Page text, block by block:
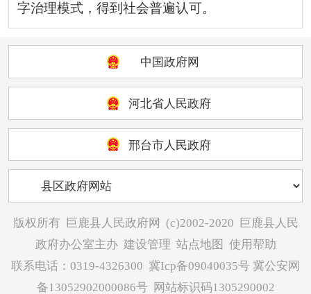
字治理模式，得到社会普遍认可。
中国政府网
河北省人民政府
邢台市人民政府
版权所有 巨鹿县人民政府网 (c)2002-2020
巨鹿县人民
政府办公室主办 建设管理 站点地图 使用帮助
联系电话：0319-4326300 冀Icp备09040035号 冀公安网
备13052902000086号
网站标识码1305290002